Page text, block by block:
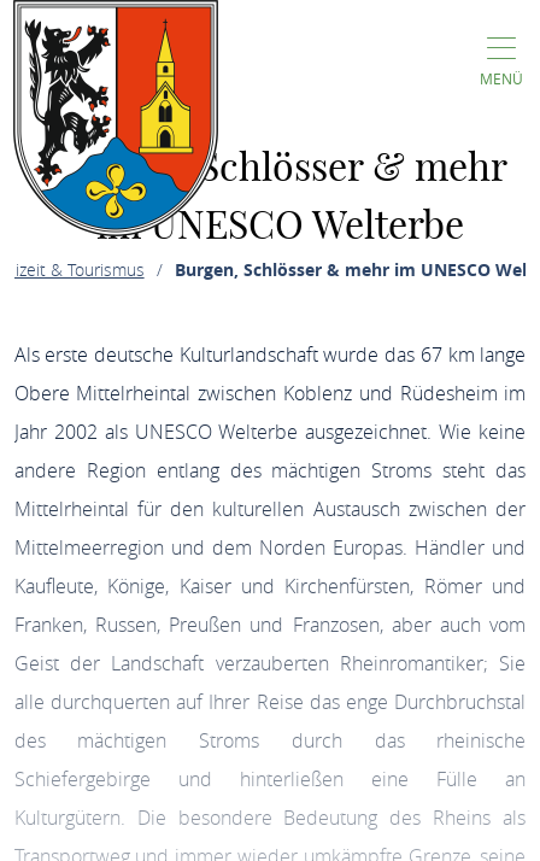
MENÜ
Burgen, Schlösser & mehr
im UNESCO Welterbe
& Tourismus Burgen, Schlösser & mehr im UNESCO
Als erste deutsche Kulturlandschaft wurde das 67 km lange
Obere Mittelrheintal zwischen Koblenz und Rüdesheim im
Jahr 2002 als UNESCO Welterbe ausgezeichnet. Wie keine
andere Region entlang des mächtigen Stroms steht das
Mittelrheintal für den kulturellen Austausch zwischen der
Mittelmeerregion und dem Norden Europas. Händler und
Kaufleute, Könige, Kaiser und Kirchenfürsten, Römer und
Franken, Russen, Preußen und Franzosen, aber auch vom
Geist der Landschaft verzauberten Rheinromantiker; Sie
alle durchquerten auf Ihrer Reise das enge Durchbruchstal
des mächtigen Stroms durch das rheinische
Schiefergebirge und hinterließen eine Fülle an
Kulturgütern. Die besondere Bedeutung des Rheins als